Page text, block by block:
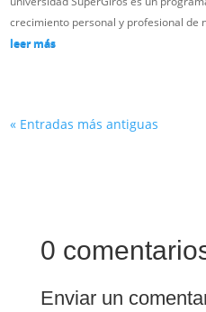
crecimiento personal y profesional de
leer más
« Entradas más antiguas
0
Enviar un